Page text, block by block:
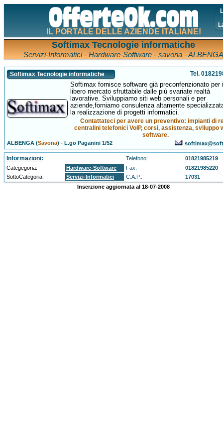
IL PORTALE DELLE AZIENDE ITALIANE!
Softimax Tecnologie informatiche
Servizi-Informatici - Hardware-Software - savona - ALBENGA
Softimax Tecnologie informatiche Tel.
Softimax fornisce software già preconfenzionato per
libero mercato sfruttabile dalle più svariate realtà
lavorative. Sviluppiamo siti web personali e per
aziende,forniamo consulenza altamente
la realizzazione di progetti informatici.
Contattateci per avere un preventivo: impianti di
centralini telefonici VoIP, corsi, assistenza, sviluppo
software.
ALBENGA (Savona) -L.go Paganini 1/52
Informazioni: Telefono:
01821985219
Categegoria:
Hardware-Software Fax:
01821985220
SottoCategoria:
Servizi-Informatici C.A.P.:
17031
Inserzione aggiornata al 18-07-2008